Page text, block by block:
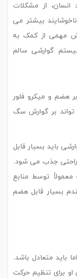
از مشکلات
بیشتر می
مهمی از کمک به
گوارشی سالم
هضم و میکرو فلور
تواند بر گوارش سگ
باید بسیار قابل
جذب می شود.
توسط منابع
بسیار قابل هضم
متعادل باشد.
او برای تنظیم حرکت